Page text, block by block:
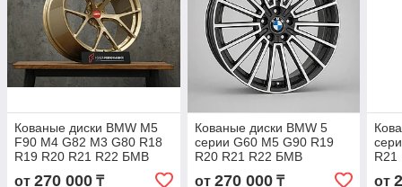
Кованые диски BMW M5
F90 M4 G82 M3 G80 R18
R19 R20 R21 R22 БМВ
от 270 000 ₸
Кованые диски BMW 5
серии G60 M5 G90 R19
R20 R21 R22 БМВ
от 270 000₸ от